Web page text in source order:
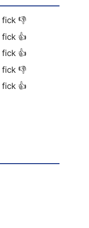
fick 👎
fick 👍
fick 👍
fick 👎
fick 👍